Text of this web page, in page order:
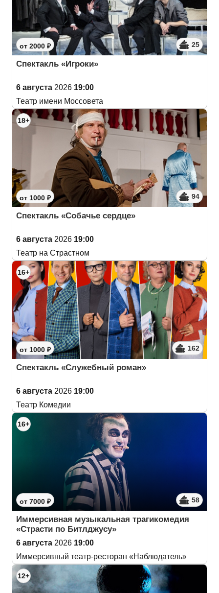
от 2000 ₽ 25
Спектакль «Игроки»
6 августа 2026 19:00
Театр имени Моссовета
18+
от 1000 ₽ 94
Спектакль «Собачье сердце»
6 августа 2026 19:00
Театр на Страстном
16+
от 1000 ₽ 162
Спектакль «Служебный роман»
6 августа 2026 19:00
Театр Комедии
16+
от 7000 ₽ 58
Иммерсивная музыкальная трагикомедия
«Страсти по Битлджусу»
6 августа 2026 19:00
Иммерсивный театр-ресторан «Наблюдатель»
12+